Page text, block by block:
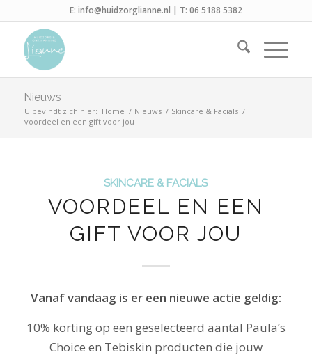
E: info@huidzorglianne.nl | T: 06 5188 5382
Nieuws
U bevindt zich hier: Home / Nieuws / Skincare & Facials /
voordeel en een gift voor jou
SKINCARE & FACIALS
VOORDEEL EN EEN
GIFT VOOR JOU
Vanaf vandaag is er een nieuwe actie geldig:
10% korting op een geselecteerd aantal Paula’s
Choice en Tebiskin producten die jouw